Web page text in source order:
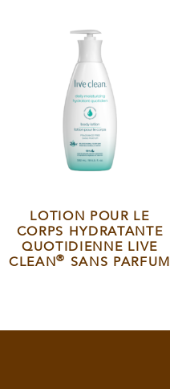
LOTION POUR LE
CORPS HYDRATANTE
QUOTIDIENNE LIVE
CLEAN® SANS PARFUM